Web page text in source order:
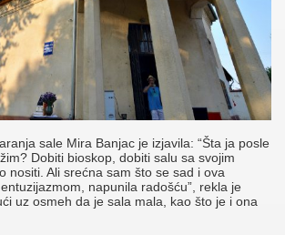
sale Mira Banjac je izjavila: “Šta ja posle
Dobiti bioskop, dobiti salu sa svojim
nositi. Ali srećna sam što se sad i ova
napunila radošću”, rekla je
uz osmeh da je sala mala, kao što je i ona